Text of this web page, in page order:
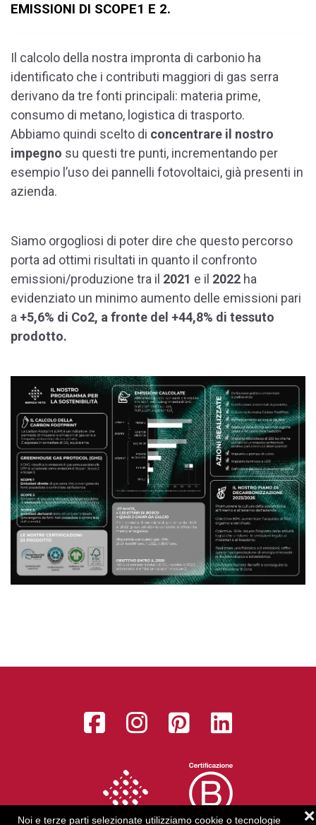
Noi e terze parti selezionate utilizziamo cookie o tecnologie
❌
EMISSIONI DI SCOPE1 E 2.
Il calcolo della nostra impronta di carbonio ha
identificato che i contributi maggiori di gas serra
derivano da tre fonti principali: materia prime,
consumo di metano, logistica di trasporto.
Abbiamo quindi scelto di concentrare il nostro
impegno su questi tre punti, incrementando per
esempio l’uso dei pannelli fotovoltaici, già presenti in
azienda.
Siamo orgogliosi di poter dire che questo percorso
porta ad ottimi risultati in quanto il confronto
emissioni/produzione tra il 2021 e il 2022 ha
evidenziato un minimo aumento delle emissioni pari
a +5,6% di Co2, a fronte del +44,8% di tessuto
prodotto.
Facebook
Instagram
Pinterest